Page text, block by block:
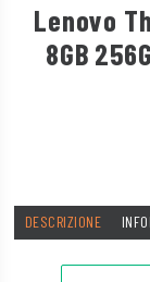
Lenovo
8GB
DESCRIZIONE